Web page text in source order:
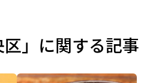
区」に関する記事